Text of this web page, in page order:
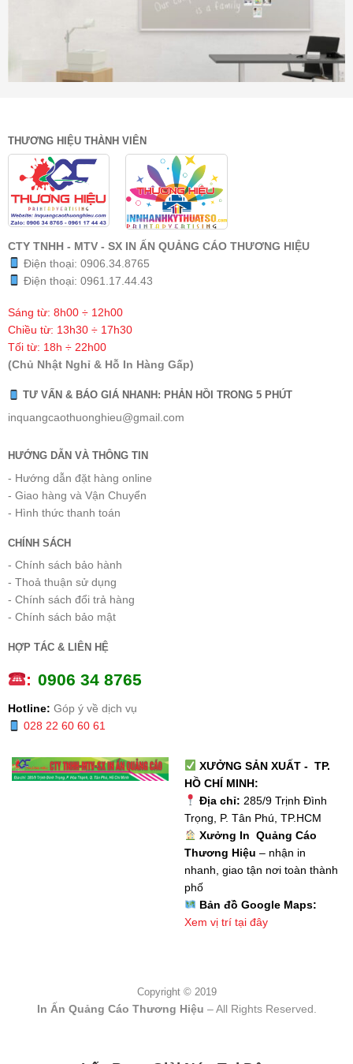
THƯƠNG HIỆU THÀNH VIÊN
CTY TNHH - MTV - SX IN ẤN QUẢNG CÁO THƯƠNG HIỆU
Điện thoại: 0906.34.8765
Điện thoại: 0961.17.44.43
Sáng từ: 8h00 ÷ 12h00
Chiều từ: 13h30 ÷ 17h30
Tối từ: 18h ÷ 22h00
(Chủ Nhật Nghỉ & Hỗ In Hàng Gấp)
TƯ VẤN & BÁO GIÁ NHANH: PHẢN HỒI TRONG 5 PHÚT
inquangcaothuonghieu@gmail.com
HƯỚNG DẪN VÀ THÔNG TIN
- Hướng dẫn đặt hàng online
- Giao hàng và Vận Chuyển
- Hình thức thanh toán
CHÍNH SÁCH
- Chính sách bảo hành
- Thoả thuận sử dụng
- Chính sách đổi trả hàng
- Chính sách bảo mật
HỢP TÁC & LIÊN HỆ
: 0906 34 8765
Hotline: Góp ý về dịch vụ
028 22 60 60 61
XƯỞNG SẢN XUẤT - TP.
HỒ CHÍ MINH:
Địa chỉ: 285/9 Trịnh Đình
Trọng, P. Tân Phú, TP.HCM
Xưởng In Quảng Cáo
Thương Hiệu – nhận in
nhanh, giao tận nơi toàn thành
phố
Bản đồ Google Maps:
Xem vị trí tại đây
Copyright © 2019
In Ấn Quảng Cáo Thương Hiệu – All Rights Reserved.